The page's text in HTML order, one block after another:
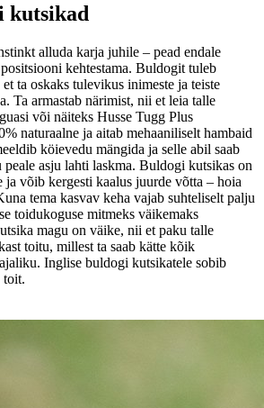
kutsikad
alluda karja juhile – pead endale
kehtestama. Buldogit tuleb
ta oskaks tulevikus inimeste ja teiste
Ta armastab närimist, nii et leia talle
või näiteks Husse Tugg Plus
naturaalne ja aitab mehaaniliselt hambaid
köievedu mängida ja selle abil saab
peale asju lahti laskma. Buldogi kutsikas on
ja võib kergesti kaalus juurde võtta – hoia
tema kasvav keha vajab suhteliselt palju
toidukoguse mitmeks väikemaks
magu on väike, nii et paku talle
toitu, millest ta saab kätte kõik
Inglise buldogi kutsikatele sobib
toit.